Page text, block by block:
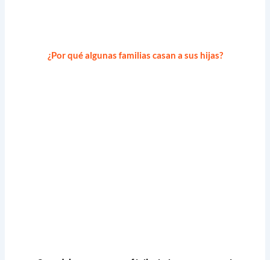
¿Por qué algunas familias casan a sus hijas?